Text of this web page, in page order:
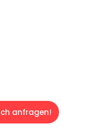
anfragen!